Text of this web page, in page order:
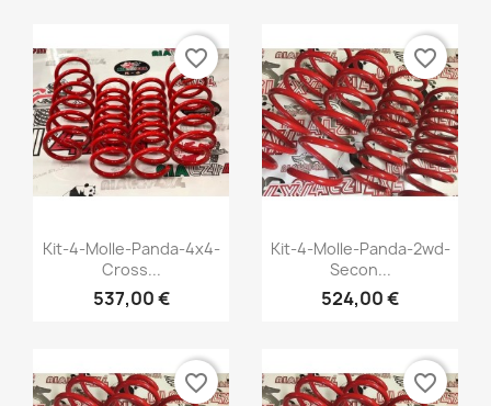
Vista rápida
+1
Kit-4-Molle-Panda-4x4-
Cross...
537,00 €
favorite_border
Vista rápida
+1
Kit-4-Molle-Panda-2wd-
Secon...
524,00 €
favorite_border
favorite_border favorite_border